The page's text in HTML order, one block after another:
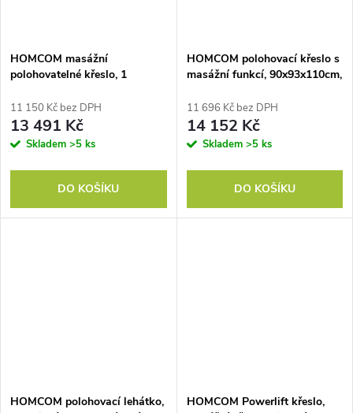
HOMCOM masážní
polohovatelné křeslo, 1
77 cm x 93 cm x 105 cm, černá
barva
11 150 Kč bez DPH
13 491 Kč
Skladem >5 ks
DO KOŠÍKU
HOMCOM polohovací křeslo s
masážní funkcí, 90x93x110cm,
11 696 Kč bez DPH
14 152 Kč
Skladem >5 ks
DO KOŠÍKU
HOMCOM polohovací lehátko,
HOMCOM Powerlift křeslo,